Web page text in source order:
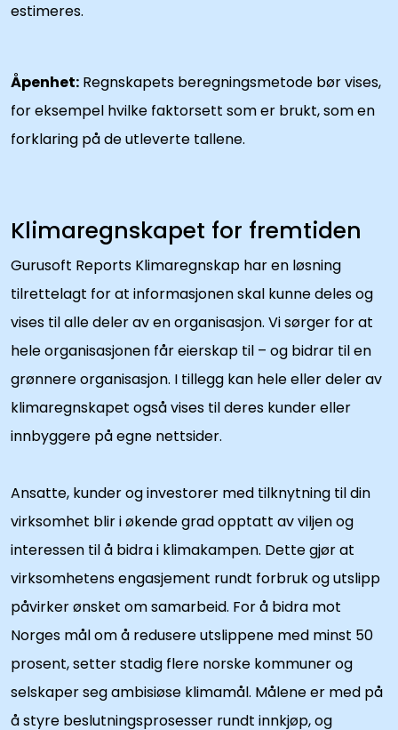
estimeres.
Åpenhet: Regnskapets beregningsmetode bør vises,
for eksempel hvilke faktorsett som er brukt, som en
forklaring på de utleverte tallene.
Klimaregnskapet for fremtiden
Gurusoft Reports Klimaregnskap har en løsning
tilrettelagt for at informasjonen skal kunne deles og
vises til alle deler av en organisasjon. Vi sørger for at
hele organisasjonen får eierskap til – og bidrar til en
grønnere organisasjon. I tillegg kan hele eller deler av
klimaregnskapet også vises til deres kunder eller
innbyggere på egne nettsider.
Ansatte, kunder og investorer med tilknytning til din
virksomhet blir i økende grad opptatt av viljen og
interessen til å bidra i klimakampen. Dette gjør at
virksomhetens engasjement rundt forbruk og utslipp
påvirker ønsket om samarbeid. For å bidra mot
Norges mål om å redusere utslippene med minst 50
prosent, setter stadig flere norske kommuner og
selskaper seg ambisiøse klimamål. Målene er med på
å styre beslutningsprosesser rundt innkjøp, og